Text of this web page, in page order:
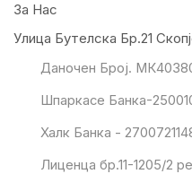
За Нас
Улица Бутелска Бр.21
Даночен Број.
Шпаркасе Банка-
Халк Банка -
Лиценца бр.11-1205/2